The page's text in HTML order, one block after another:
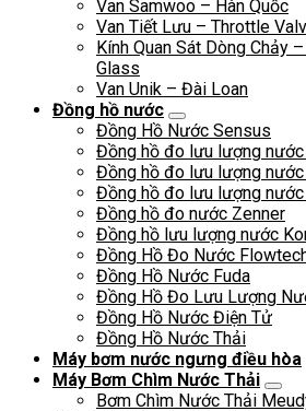
Van Samwoo – Hàn Quốc
Van Tiết Lưu – Throttle
Kính Quan Sát Dòng Chảy
Glass
Van Unik – Đài Loan
Đồng hồ nước
Đồng Hồ Nước Sensus
Đồng hồ đo lưu lượng
Đồng hồ đo lưu lượng nước
Đồng hồ đo lưu lượng nước
Đồng hồ đo nước Zenner
Đồng hồ lưu lượng nước
Đồng Hồ Đo Nước
Đồng Hồ Nước Fuda
Đồng Hồ Đo Lưu Lượng
Đồng Hồ Nước Điện Tử
Đồng Hồ Nước Thải
Máy bơm nước ngưng điều hòa
Máy Bơm Chìm Nước Thải
Bơm Chìm Nước Thải